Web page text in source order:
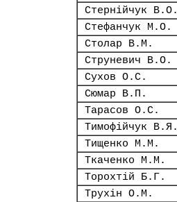
Стернійчук В.О.
Стефанчук М.О.
Столар В.М.
Струневич В.О.
Сухов О.С.
Сюмар В.П.
Тарасов О.С.
Тимофійчук В.Я.
Тищенко М.М.
Ткаченко М.М.
Торохтій Б.Г.
Трухін О.М.